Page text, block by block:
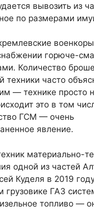
вывозить из
по размерами
горюче-
Количество
техники часто
— технике просто
это в том
ГСМ — очень
явление.
материально-
одной из частей
Куделя в 2019
грузовике ГАЗ
топливо —